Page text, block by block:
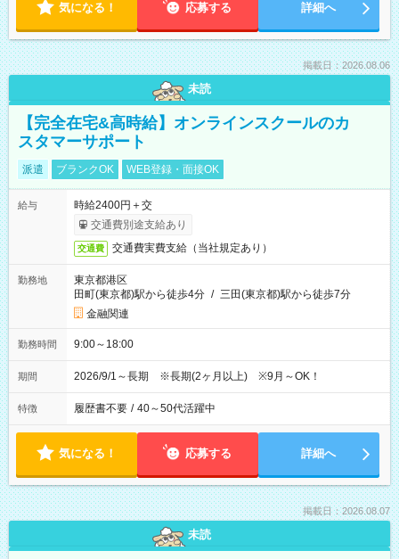
気になる！ 応募する 詳細へ
掲載日：2026.08.06
未読
【完全在宅&高時給】オンラインスクールのカ
スタマーサポート
派遣 ブランクOK WEB登録・面接OK
給与
時給2400円＋交
交通費別途支給あり
交通費 交通費実費支給（当社規定あり）
勤務地
東京都港区
田町(東京都)駅から徒歩4分 / 三田(東京都)駅から徒歩7分
金融関連
勤務時間 9:00～18:00
期間 2026/9/1～長期 ※長期(2ヶ月以上) ※9月～OK！
特徴 履歴書不要 / 40～50代活躍中
気になる！ 応募する 詳細へ
掲載日：2026.08.07
未読